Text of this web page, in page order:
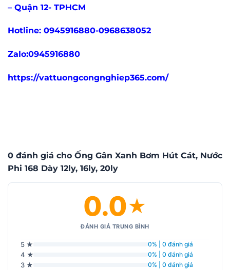
– Quận 12- TPHCM
Hotline: 0945916880-0968638052
Zalo:0945916880
https://vattuongcongnghiep365.com/
0 đánh giá cho Ống Gân Xanh Bơm Hút Cát, Nước
Phi 168 Dày 12ly, 16ly, 20ly
0.0★
ĐÁNH GIÁ TRUNG BÌNH
5 ★ 0% | 0 đánh giá
4 ★ 0% | 0 đánh giá
3 ★ 0% | 0 đánh giá